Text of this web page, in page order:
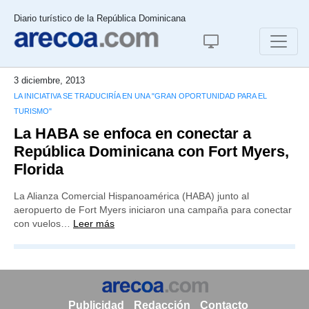
Diario turístico de la República Dominicana
3 diciembre, 2013
LA INICIATIVA SE TRADUCIRÍA EN UNA "GRAN OPORTUNIDAD PARA EL
TURISMO"
La HABA se enfoca en conectar a
República Dominicana con Fort Myers,
Florida
La Alianza Comercial Hispanoamérica (HABA) junto al
aeropuerto de Fort Myers iniciaron una campaña para conectar
con vuelos… Leer más
Publicidad Redacción Contacto